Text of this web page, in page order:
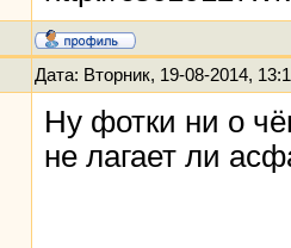
Дата: Вторник, 19-08-2014,
Ну фотки ни о
не лагает ли